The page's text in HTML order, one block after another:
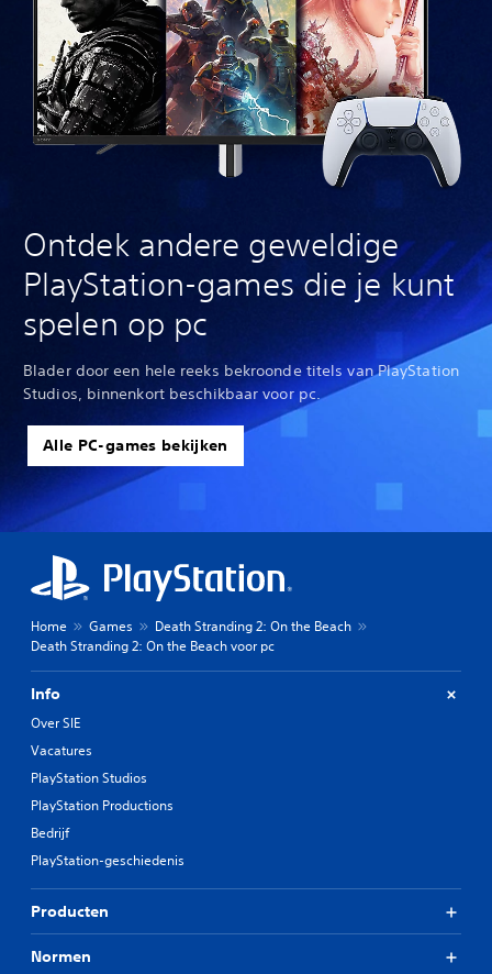
Ontdek andere geweldige
PlayStation-games die je kunt
spelen op pc
Blader door een hele reeks bekroonde titels van PlayStation
Studios, binnenkort beschikbaar voor pc.
Alle PC-games bekijken
Home Games
Death Stranding 2: On the Beach
Death Stranding 2: On the Beach voor pc
Info
Over SIE
Vacatures
PlayStation Studios
PlayStation Productions
Bedrijf
PlayStation-geschiedenis
Producten
Normen